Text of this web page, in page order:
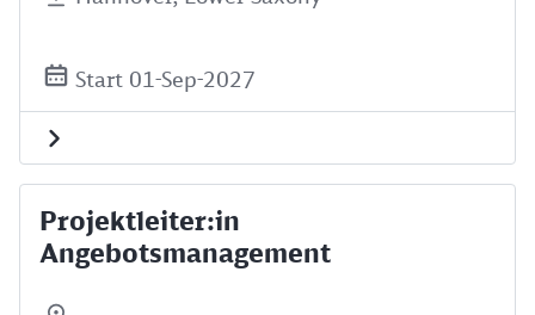
Start 01-Sep-2027
Projektleiter:in
Angebotsmanagement